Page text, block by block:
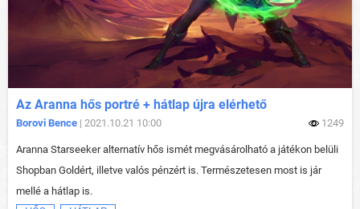
Az Aranna hős portré + hátlap újra elérhető
Borovi Bence | 2021.10.21 10:00 1249
Aranna Starseeker alternatív hős ismét megvásárolható a játékon belüli
Shopban Goldért, illetve valós pénzért is. Természetesen most is jár
mellé a hátlap is.